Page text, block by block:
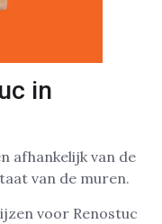
in
afhankelijk van de
van de muren.
voor Renostuc